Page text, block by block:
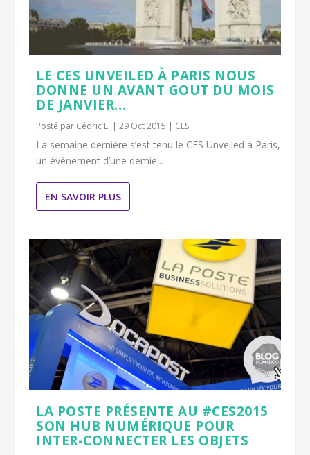
LE CES UNVEILED À PARIS NOUS
DONNE UN AVANT GOUT DU MOIS
DE JANVIER…
Posté par Cédric L. |29 Oct 2015 | CES
La semaine dernière s’est tenu le CES Unveiled à Paris,
un évènement d’une demie...
EN SAVOIR PLUS
LA POSTE PRÉSENTE AU #CES2015
SON HUB NUMÉRIQUE POUR
INTER-CONNECTER LES OBJETS